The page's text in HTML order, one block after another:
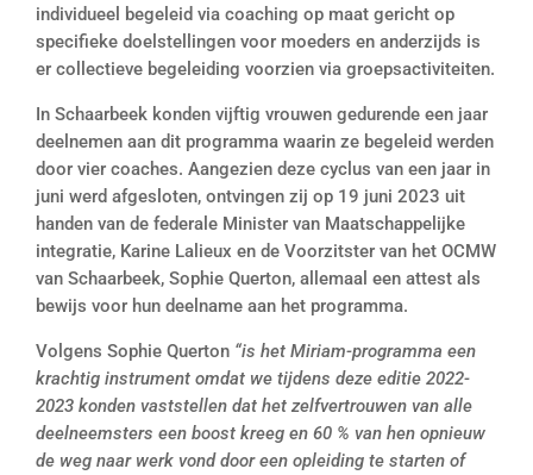
individueel begeleid via coaching op maat gericht op
specifieke doelstellingen voor moeders en anderzijds is
er collectieve begeleiding voorzien via groepsactiviteiten.
In Schaarbeek konden vijftig vrouwen gedurende een jaar
deelnemen aan dit programma waarin ze begeleid werden
door vier coaches. Aangezien deze cyclus van een jaar in
juni werd afgesloten, ontvingen zij op 19 juni 2023 uit
handen van de federale Minister van Maatschappelijke
integratie, Karine Lalieux en de Voorzitster van het OCMW
van Schaarbeek, Sophie Querton, allemaal een attest als
bewijs voor hun deelname aan het programma.
Volgens Sophie Querton “is het Miriam-programma een
krachtig instrument omdat we tijdens deze editie 2022-
2023 konden vaststellen dat het zelfvertrouwen van alle
deelneemsters een boost kreeg en 60 % van hen opnieuw
de weg naar werk vond door een opleiding te starten of